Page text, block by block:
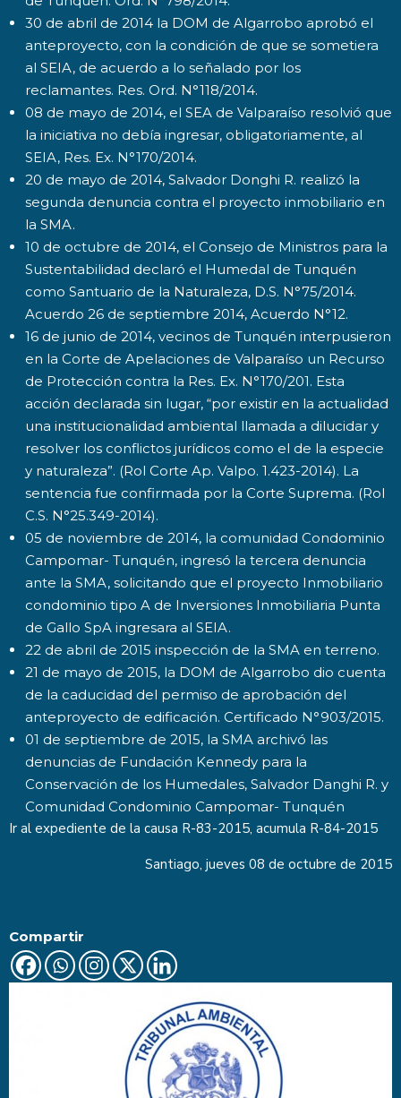
30 de abril de 2014 la DOM de Algarrobo aprobó el
anteproyecto, con la condición de que se sometiera
al SEIA, de acuerdo a lo señalado por los
reclamantes. Res. Ord. N°118/2014.
08 de mayo de 2014, el SEA de Valparaíso resolvió que
la iniciativa no debía ingresar, obligatoriamente, al
SEIA, Res. Ex. N°170/2014.
20 de mayo de 2014, Salvador Donghi R. realizó la
segunda denuncia contra el proyecto inmobiliario en
la SMA.
10 de octubre de 2014, el Consejo de Ministros para la
Sustentabilidad declaró el Humedal de Tunquén
como Santuario de la Naturaleza, D.S. N°75/2014.
Acuerdo 26 de septiembre 2014, Acuerdo N°12.
16 de junio de 2014, vecinos de Tunquén interpusieron
en la Corte de Apelaciones de Valparaíso un Recurso
de Protección contra la Res. Ex. N°170/201. Esta
acción declarada sin lugar, “por existir en la actualidad
una institucionalidad ambiental llamada a dilucidar y
resolver los conflictos jurídicos como el de la especie
y naturaleza”. (Rol Corte Ap. Valpo. 1.423-2014). La
sentencia fue confirmada por la Corte Suprema. (Rol
C.S. N°25.349-2014).
05 de noviembre de 2014, la comunidad Condominio
Campomar- Tunquén, ingresó la tercera denuncia
ante la SMA, solicitando que el proyecto Inmobiliario
condominio tipo A de Inversiones Inmobiliaria Punta
de Gallo SpA ingresara al SEIA.
22 de abril de 2015 inspección de la SMA en terreno.
21 de mayo de 2015, la DOM de Algarrobo dio cuenta
de la caducidad del permiso de aprobación del
anteproyecto de edificación. Certificado N°903/2015.
01 de septiembre de 2015, la SMA archivó las
denuncias de Fundación Kennedy para la
Conservación de los Humedales, Salvador Danghi R. y
Comunidad Condominio Campomar- Tunquén
Ir al expediente de la causa R-83-2015, acumula R-84-2015
Santiago, jueves 08 de octubre de 2015
Compartir